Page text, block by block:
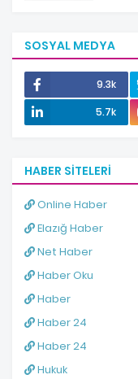
SOSYAL MEDYA
9.3k
5.7k
HABER SITELERI
Online Haber
Elazığ Haber
Net Haber
Haber Oku
Haber
Haber 24
Haber 24
Hukuk